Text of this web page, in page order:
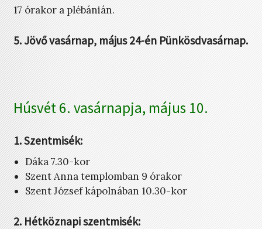
17 órakor a plébánián.
5. Jövő vasárnap, május 24-én Pünkösdvasárnap.
Húsvét 6. vasárnapja, május 10.
1. Szentmisék:
Dáka 7.30-kor
Szent Anna templomban 9 órakor
Szent József kápolnában 10.30-kor
2. Hétköznapi szentmisék: